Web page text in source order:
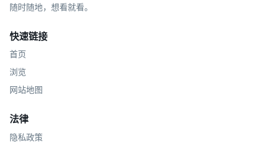
随时随地，想看就看。
快速链接
首页
浏览
网站地图
法律
隐私政策